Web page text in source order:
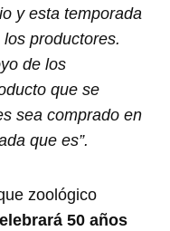
y esta temporada
productores.
de los
que se
sea comprado en
que es”.
zoológico
50 años